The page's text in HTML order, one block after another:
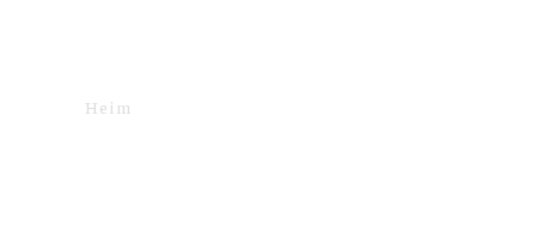
Heim